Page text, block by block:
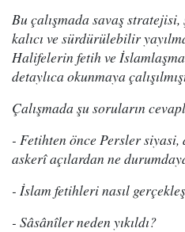
Bu çalışmada savaş stratejisi,
kalıcı ve sürdürülebilir
Halifelerin fetih ve
detaylıca okunmaya
Çalışmada şu soruların
- Fetihten önce Persler
askerî açılardan ne
- İslam fetihleri nasıl
- Sâsânîler neden yıkıldı?